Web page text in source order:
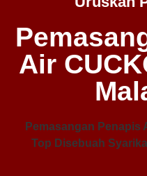
Air
Pemasangan Penapis
Top Disebuah